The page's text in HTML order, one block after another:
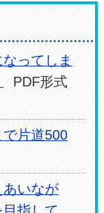
ってしま
PDF形式
片道500
いなが